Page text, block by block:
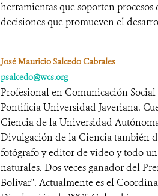
herramientas que soporten
decisiones que promueven el
José Mauricio Salcedo Cabrales
psalcedo@wcs.org
Profesional en Comunicación
Pontificia Universidad Javeriana.
Ciencia de la Universidad
Divulgación de la Ciencia también
fotógrafo y editor de video y todo
naturales. Dos veces ganador del
Bolívar". Actualmente es el